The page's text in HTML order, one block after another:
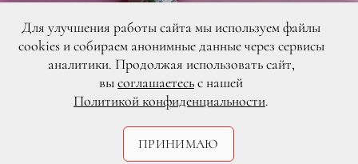
Для улучшения работы сайта мы используем файлы
cookies и собираем анонимные данные через сервисы
аналитики. Продолжая использовать сайт,
высоглашаетесьс нашей
Политикой конфиденциальности.
ПРИНИМАЮ